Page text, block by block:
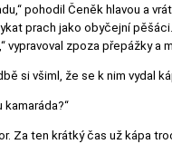
pohodil Čeněk hlavou a
prach jako obyčejní
vypravoval zpoza přepážky a
si všiml, že se k nim vydal
Za ten krátký čas už kápa